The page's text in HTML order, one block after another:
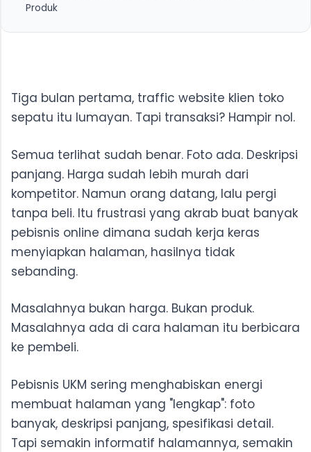
4. Foto dan Alt Text: Elemen Visual yang Sering
Diabaikan oleh UKM
Menulis Satu Kata pun
2. Tulis Judul dengan Keyword Utama Plus Konteks
4. Susun Urutan: Manfaat Dulu, Spesifikasi Kemudian
6. Tempatkan Social Proof di Dekat Momen
Keraguan, Bukan di Bagian Paling Bawah
Produk
Tiga bulan pertama, traffic website klien toko
sepatu itu lumayan. Tapi transaksi? Hampir nol.
Semua terlihat sudah benar. Foto ada. Deskripsi
panjang. Harga sudah lebih murah dari
kompetitor. Namun orang datang, lalu pergi
tanpa beli. Itu frustrasi yang akrab buat banyak
pebisnis online dimana sudah kerja keras
menyiapkan halaman, hasilnya tidak
sebanding.
Masalahnya bukan harga. Bukan produk.
Masalahnya ada di cara halaman itu berbicara
ke pembeli.
Pebisnis UKM sering menghabiskan energi
membuat halaman yang "lengkap": foto
banyak, deskripsi panjang, spesifikasi detail.
Tapi semakin informatif halamannya, semakin